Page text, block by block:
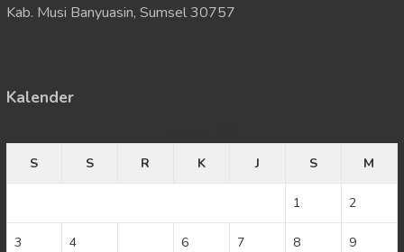
Kab. Musi Banyuasin, Sumsel 30757
Kalender
S
S R K J S M
1 2
3 4 6 7 8 9